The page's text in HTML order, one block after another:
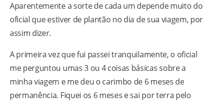
Aparentemente a sorte de cada um depende muito do
oficial que estiver de plantão no dia de sua viagem, por
assim dizer.
A primeira vez que fui passei tranquilamente, o oficial
me perguntou umas 3 ou 4 coisas básicas sobre a
minha viagem e me deu o carimbo de 6 meses de
permanência. Fiquei os 6 meses e sai por terra pelo